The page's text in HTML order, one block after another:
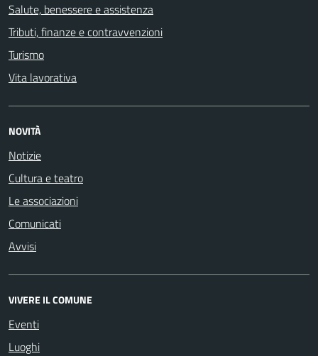
Salute, benessere e assistenza
Tributi, finanze e contravvenzioni
Turismo
Vita lavorativa
NOVITÀ
Notizie
Cultura e teatro
Le associazioni
Comunicati
Avvisi
VIVERE IL COMUNE
Eventi
Luoghi